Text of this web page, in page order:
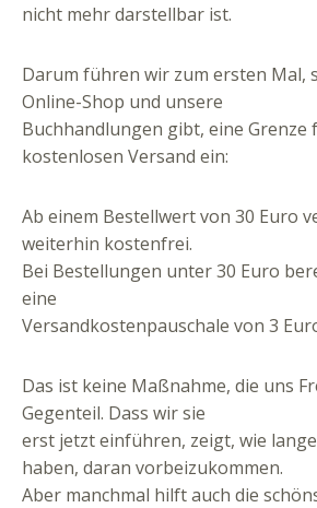
nicht mehr darstellbar ist.
Darum führen wir zum ersten Mal,
Online-Shop und unsere
Buchhandlungen gibt, eine Grenze
kostenlosen Versand ein:
Ab einem Bestellwert von 30 Euro
weiterhin kostenfrei.
Bei Bestellungen unter 30 Euro
eine
Versandkostenpauschale von 3
Das ist keine Maßnahme, die uns
Gegenteil. Dass wir sie
erst jetzt einführen, zeigt, wie
haben, daran vorbeizukommen.
Aber manchmal hilft auch die